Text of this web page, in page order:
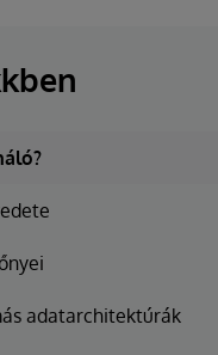
adatarchitektúrák